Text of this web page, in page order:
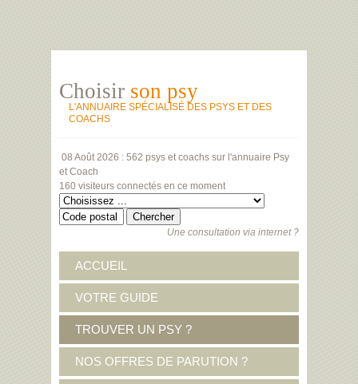
Choisir son psy
L'ANNUAIRE SPÉCIALISÉ DES PSYS ET DES
COACHS
08 Août 2026 : 562 psys et coachs sur l'annuaire Psy
et Coach
160 visiteurs connectés en ce moment
Une consultation via internet ?
ACCUEIL
VOTRE GUIDE
TROUVER UN PSY ?
NOS OFFRES DE PARUTION ?